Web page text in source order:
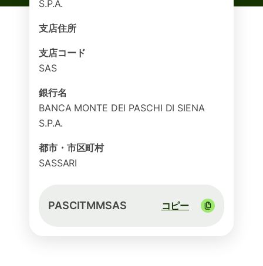
S.P.A.
支店住所
支店コード
SAS
銀行名
BANCA MONTE DEI PASCHI DI SIENA
S.P.A.
都市・市区町村
SASSARI
PASCITMMSAS コピー